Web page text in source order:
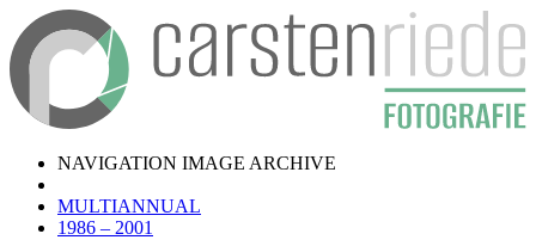
NAVIGATION IMAGE ARCHIVE
MULTIANNUAL
1986 – 2001